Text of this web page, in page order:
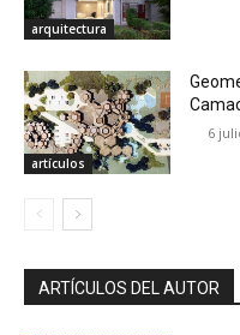
arquitectura
artículos
6
ARTÍCULOS DEL AUTOR